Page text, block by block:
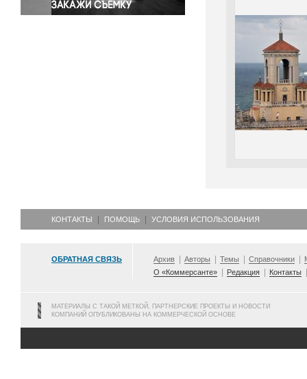
КОНТАКТЫ ПОМОЩЬ УСЛОВИЯ ИСПОЛЬЗОВАНИЯ
ОБРАТНАЯ СВЯЗЬ Архив Авторы Темы Справочники
О «Коммерсанте»
Редакция Контакты
МАТЕРИАЛЫ С ТАКОЙ МЕТКОЙ, ПАРТНЕРСКИЕ ПРОЕКТЫ И НОВОСТИ
КОМПАНИЙ ОПУБЛИКОВАНЫ НА КОММЕРЧЕСКОЙ ОСНОВЕ